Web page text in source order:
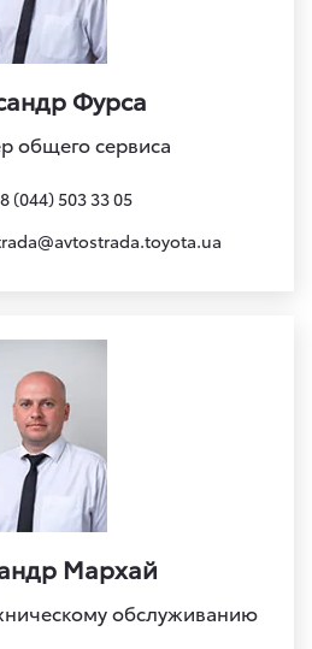
Фурса
общего сервиса
(044) 503 33 05
Мархай
обслуживанию